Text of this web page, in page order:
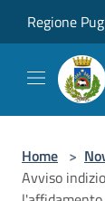
Regione
Home >
Avviso